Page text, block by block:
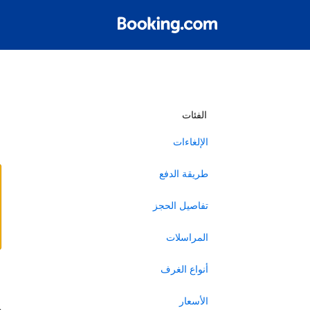
الفئات
الإلغاءات
طريقة الدفع
تفاصيل الحجز
المراسلات
أنواع الغرف
الأسعار